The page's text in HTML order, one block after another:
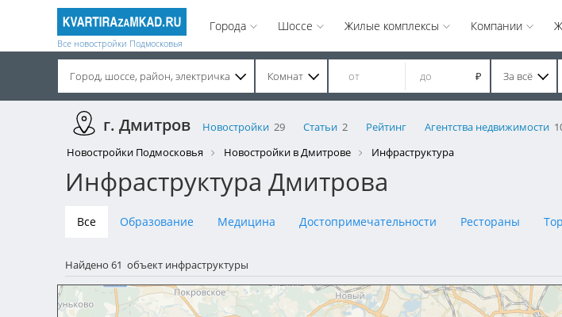
Все новостройки Подмосковья
Города Шоссе Жилые комплексы Компании
Город, шоссе, район, электричка Комнат ₽ За всё
г. Дмитров Новостройки 29 Статьи 2 Рейтинг Агентства недвижимости
Новостройки Подмосковья
Новостройки в Дмитрове Инфраструктура
Инфраструктура Дмитрова
Все Образование Медицина Достопримечательности Рестораны
Найдено 61 объект инфраструктуры